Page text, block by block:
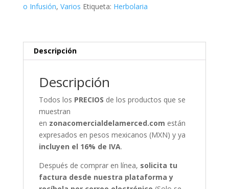
o Infusión, Varios Etiqueta: Herbolaria
Descripción
Descripción
Todos los PRECIOS de los productos que se
muestran
en zonacomercialdelamerced.com están
expresados en pesos mexicanos (MXN) y ya
incluyen el 16% de IVA.
Después de comprar en línea, solicita tu
factura desde nuestra plataforma y